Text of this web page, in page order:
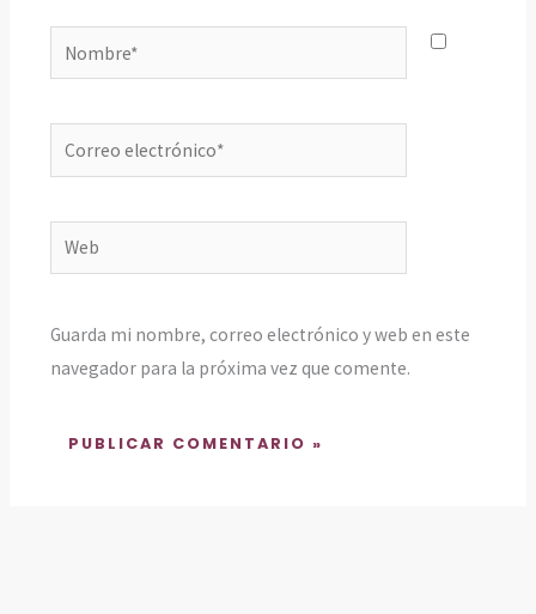
Nombre*
Correo
electrónico*
Web
Guarda mi nombre, correo electrónico y web en este
navegador para la próxima vez que comente.